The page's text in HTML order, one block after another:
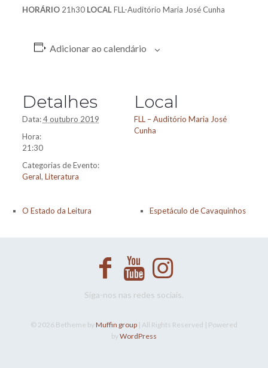
HORÁRIO 21h30 LOCALFLL-Auditório Maria José Cunha
Adicionar ao calendário
Detalhes
Data:4 outubro 2019
Hora:
21:30
Categorias de Evento:
Geral, Literatura
Local
FLL – Auditório Maria José
Cunha
O Estado da Leitura Espetáculo de Cavaquinhos
Siga-nos nas redes sociais.
© 2026 Betheme byMuffin group | All Rights Reserved | Powered
byWordPress